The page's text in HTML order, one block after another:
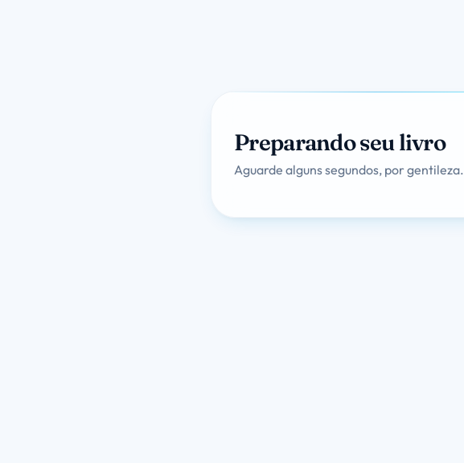
Preparando seu livro
Aguarde alguns segundos, por gentileza.